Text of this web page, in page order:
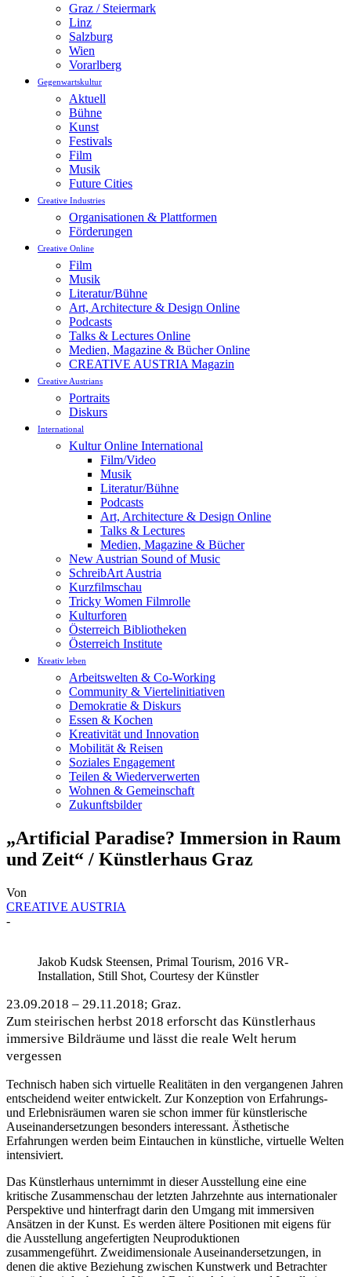
Graz / Steiermark
Linz
Salzburg
Wien
Vorarlberg
Gegenwartskultur
Aktuell
Bühne
Kunst
Festivals
Film
Musik
Future Cities
Creative Industries
Organisationen & Plattformen
Förderungen
Creative Online
Film
Musik
Literatur/Bühne
Art, Architecture & Design Online
Podcasts
Talks & Lectures Online
Medien, Magazine & Bücher Online
CREATIVE AUSTRIA Magazin
Creative Austrians
Portraits
Diskurs
International
Kultur Online International
Film/Video
Musik
Literatur/Bühne
Podcasts
Art, Architecture & Design Online
Talks & Lectures
Medien, Magazine & Bücher
New Austrian Sound of Music
SchreibArt Austria
Kurzfilmschau
Tricky Women Filmrolle
Kulturforen
Österreich Bibliotheken
Österreich Institute
Kreativ leben
Arbeitswelten & Co-Working
Community & Viertelinitiativen
Demokratie & Diskurs
Essen & Kochen
Kreativität und Innovation
Mobilität & Reisen
Soziales Engagement
Teilen & Wiederverwerten
Wohnen & Gemeinschaft
Zukunftsbilder
„Artificial Paradise? Immersion in Raum
und Zeit“ / Künstlerhaus Graz
Von
CREATIVE AUSTRIA
-
Jakob Kudsk Steensen, Primal Tourism, 2016 VR-
Installation, Still Shot, Courtesy der Künstler
23.09.2018 – 29.11.2018; Graz.
Zum steirischen herbst 2018 erforscht das Künstlerhaus
immersive Bildräume und lässt die reale Welt herum
vergessen
Technisch haben sich virtuelle Realitäten in den vergangenen Jahren
entscheidend weiter entwickelt. Zur Konzeption von Erfahrungs-
und Erlebnisräumen waren sie schon immer für künstlerische
Auseinandersetzungen besonders interessant. Ästhetische
Erfahrungen werden beim Eintauchen in künstliche, virtuelle Welten
intensiviert.
Das Künstlerhaus unternimmt in dieser Ausstellung eine eine
kritische Zusammenschau der letzten Jahrzehnte aus internationaler
Perspektive und hinterfragt darin den Umgang mit immersiven
Ansätzen in der Kunst. Es werden ältere Positionen mit eigens für
die Ausstellung angefertigten Neuproduktionen
zusammengeführt. Zweidimensionale Auseinandersetzungen, in
denen die aktive Beziehung zwischen Kunstwerk und Betrachter